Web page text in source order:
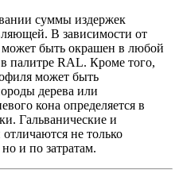
суммы издержек
В зависимости от
может быть окрашен в любой
палитре RAL. Кроме того,
может быть
дерева или
кона определяется в
Гальванические и
не только
и по затратам.